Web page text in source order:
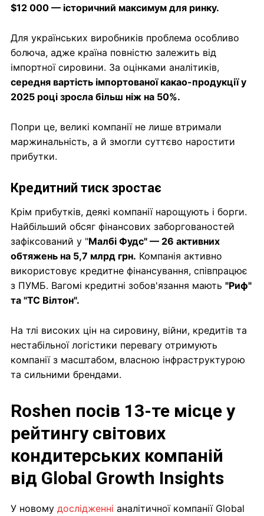
$12 000 — історичний максимум для ринку.
Для українських виробників проблема особливо
болюча, адже країна повністю залежить від
імпортної сировини. За оцінками аналітиків,
середня вартість імпортованої какао-продукції у
2025 році зросла більш ніж на 50%.
Попри це, великі компанії не лише втримали
маржинальність, а й змогли суттєво наростити
прибутки.
Кредитний тиск зростає
Крім прибутків, деякі компанії нарощують і борги.
Найбільший обсяг фінансових заборгованостей
зафіксований у "Малбі Фудс" — 26 активних
обтяжень на 5,7 млрд грн. Компанія активно
використовує кредитне фінансування, співпрацює
з ПУМБ. Вагомі кредитні зобов'язання мають "Риф"
та "ТС Вілтон".
На тлі високих цін на сировину, війни, кредитів та
нестабільної логістики перевагу отримують
компанії з масштабом, власною інфраструктурою
та сильними брендами.
Roshen посів 13-те місце у
рейтингу світових
кондитерських компаній
від Global Growth Insights
У новому дослідженні аналітичної компанії Global